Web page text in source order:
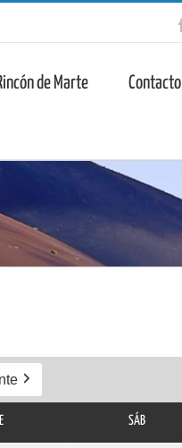
de Marte Contacto
VIERNES SÁBSÁBADO